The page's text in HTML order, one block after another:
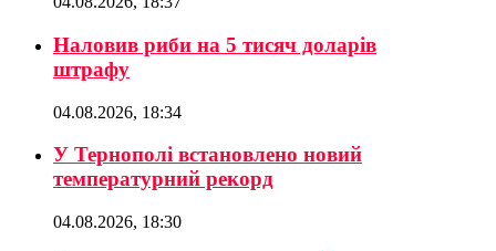
Наловив риби на 5 тисяч доларів
штрафу
04.08.2026, 18:34
У Тернополі встановлено новий
температурний рекорд
04.08.2026, 18:30